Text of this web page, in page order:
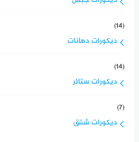
(14)
ديكورات دهانات
(14)
ديكورات ستائر
(7)
ديكورات شقق